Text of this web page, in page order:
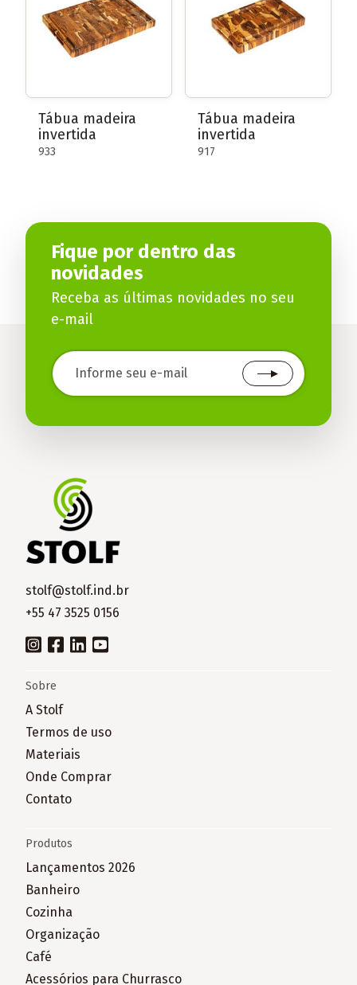
Tábua madeira
invertida
933
Tábua madeira
invertida
917
Fique por dentro das
novidades
Receba as últimas novidades no seu
e-mail
stolf@stolf.ind.br
+55 47 3525 0156
Sobre
A Stolf
Termos de uso
Materiais
Onde Comprar
Contato
Produtos
Lançamentos 2026
Banheiro
Cozinha
Organização
Café
Acessórios para Churrasco